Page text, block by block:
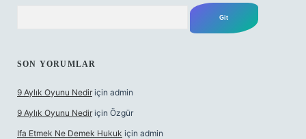
SON YORUMLAR
9 Aylık Oyunu Nedir için admin
9 Aylık Oyunu Nedir için Özgür
Ifa Etmek Ne Demek Hukuk için admin